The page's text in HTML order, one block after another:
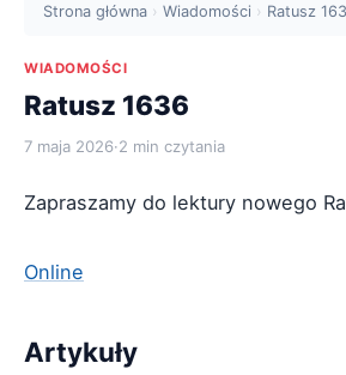
Strona główna › Wiadomości › Ratusz
WIADOMOŚCI
Ratusz 1636
7 maja 2026·2 min czytania
Zapraszamy do lektury nowego
Online
Artykuły